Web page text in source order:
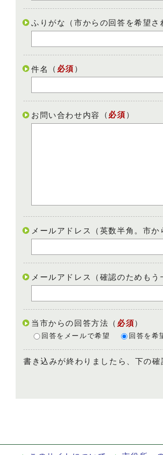
ふりがな（市からの回答を希望さ
件名 （ 必須 ）
お問い合わせ内容 （ 必須 ）
メールアドレス（英数半角。市
メールアドレス（確認のためもう
当市からの回答方法 （ 必須）
回答をメールで希望 回答を希
書き込みが終わりましたら、下の確